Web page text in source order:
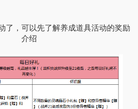
了，可以先了解养成道具活动的奖励
介绍